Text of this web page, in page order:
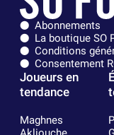
Abonnements
La boutique SO
Conditions
Consentement
Joueurs en
tendance
Maghnes